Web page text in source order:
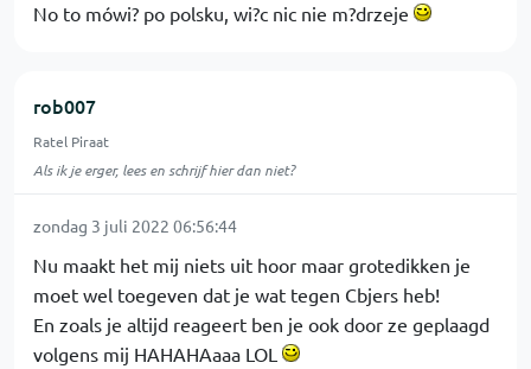
No to mówi? po polsku, wi?c nic nie m?drzeje
rob007
Ratel Piraat
Als ik je erger, lees en schrijf hier dan niet?
zondag 3 juli 2022 06:56:44
Nu maakt het mij niets uit hoor maar grotedikken je
moet wel toegeven dat je wat tegen Cbjers heb!
En zoals je altijd reageert ben je ook door ze geplaagd
volgens mij HAHAHAaaa LOL